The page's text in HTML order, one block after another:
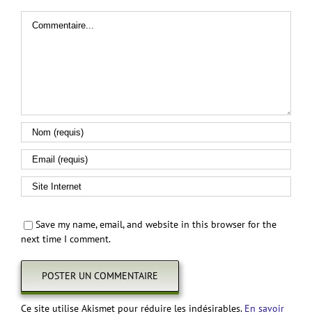
Save my name, email, and website in this browser for the
next time I comment.
Ce site utilise Akismet pour réduire les indésirables. En savoir